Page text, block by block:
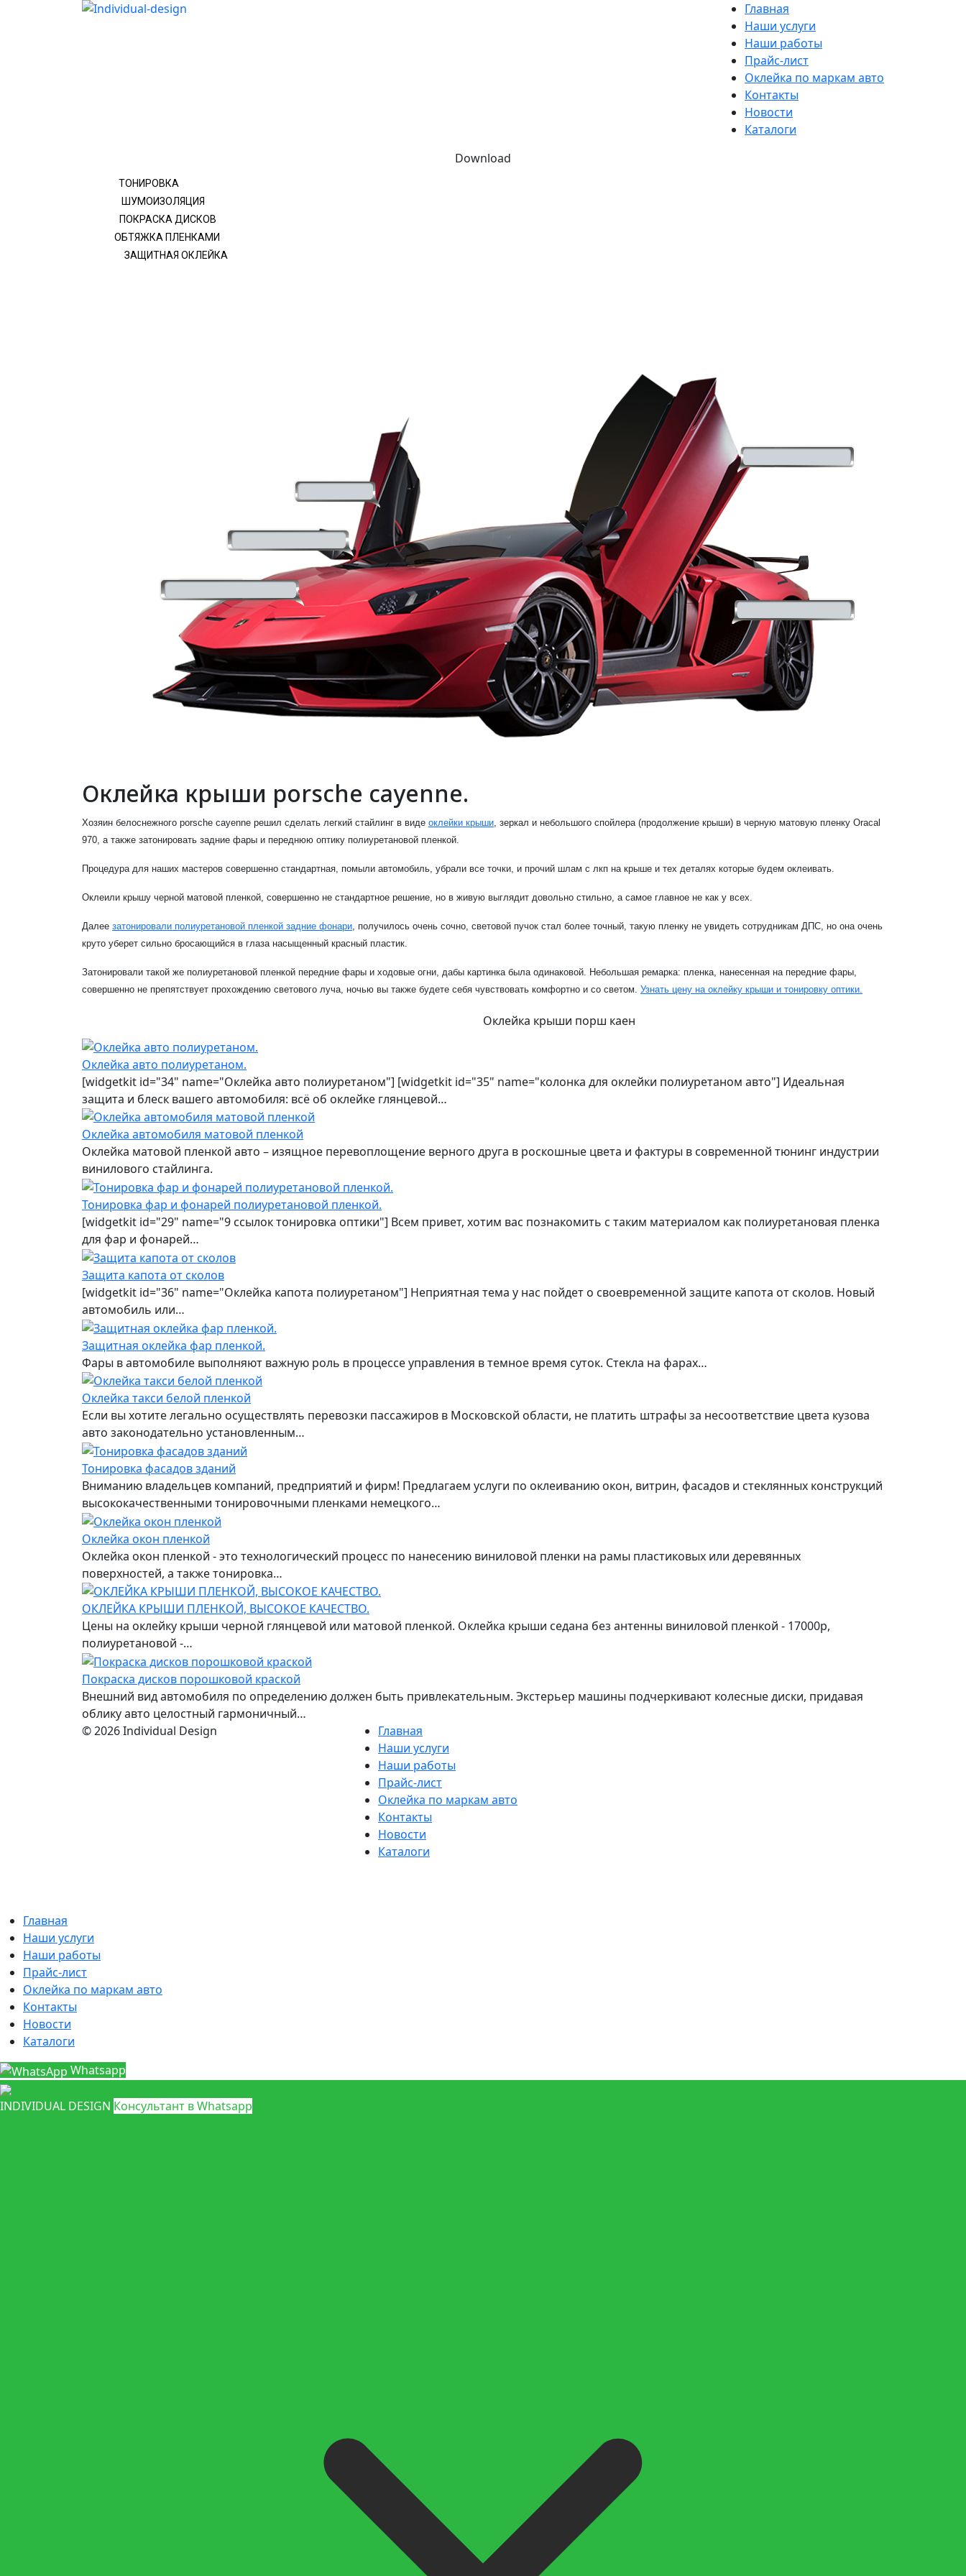
Главная
Наши услуги
Наши работы
Прайс-лист
Оклейка по маркам авто
Контакты
Новости
Каталоги
Download
ТОНИРОВКА
ШУМОИЗОЛЯЦИЯ
ПОКРАСКА ДИСКОВ
ОБТЯЖКА ПЛЕНКАМИ
ЗАЩИТНАЯ ОКЛЕЙКА
Оклейка крыши porsche cayenne.
Хозяин белоснежного porsche cayenne решил сделать легкий стайлинг в виде оклейки крыши, зеркал и небольшого спойлера (продолжение крыши) в черную матовую пленку Oracal
970, а также затонировать задние фары и переднюю оптику полиуретановой пленкой.
Процедура для наших мастеров совершенно стандартная, помыли автомобиль, убрали все точки, и прочий шлам с лкп на крыше и тех деталях которые будем оклеивать.
Оклеили крышу черной матовой пленкой, совершенно не стандартное решение, но в живую выглядит довольно стильно, а самое главное не как у всех.
Далее затонировали полиуретановой пленкой задние фонари, получилось очень сочно, световой пучок стал более точный, такую пленку не увидеть сотрудникам ДПС, но она очень
круто уберет сильно бросающийся в глаза насыщенный красный пластик.
Затонировали такой же полиуретановой пленкой передние фары и ходовые огни, дабы картинка была одинаковой. Небольшая ремарка: пленка, нанесенная на передние фары,
совершенно не препятствует прохождению светового луча, ночью вы также будете себя чувствовать комфортно и со светом. Узнать цену на оклейку крыши и тонировку оптики.
Оклейка крыши порш каен
Оклейка авто полиуретаном.
[widgetkit id="34" name="Оклейка авто полиуретаном"] [widgetkit id="35" name="колонка для оклейки полиуретаном авто"] Идеальная
защита и блеск вашего автомобиля: всё об оклейке глянцевой…
Оклейка автомобиля матовой пленкой
Оклейка матовой пленкой авто – изящное перевоплощение верного друга в роскошные цвета и фактуры в современной тюнинг индустрии
винилового стайлинга.
Тонировка фар и фонарей полиуретановой пленкой.
[widgetkit id="29" name="9 ссылок тонировка оптики"] Всем привет, хотим вас познакомить с таким материалом как полиуретановая пленка
для фар и фонарей…
Защита капота от сколов
[widgetkit id="36" name="Оклейка капота полиуретаном"] Неприятная тема у нас пойдет о своевременной защите капота от сколов. Новый
автомобиль или…
Защитная оклейка фар пленкой.
Фары в автомобиле выполняют важную роль в процессе управления в темное время суток. Стекла на фарах…
Оклейка такси белой пленкой
Если вы хотите легально осуществлять перевозки пассажиров в Московской области, не платить штрафы за несоответствие цвета кузова
авто законодательно установленным…
Тонировка фасадов зданий
Вниманию владельцев компаний, предприятий и фирм! Предлагаем услуги по оклеиванию окон, витрин, фасадов и стеклянных конструкций
высококачественными тонировочными пленками немецкого…
Оклейка окон пленкой
Оклейка окон пленкой - это технологический процесс по нанесению виниловой пленки на рамы пластиковых или деревянных
поверхностей, а также тонировка…
ОКЛЕЙКА КРЫШИ ПЛЕНКОЙ, ВЫСОКОЕ КАЧЕСТВО.
Цены на оклейку крыши черной глянцевой или матовой пленкой. Оклейка крыши седана без антенны виниловой пленкой - 17000р,
полиуретановой -…
Покраска дисков порошковой краской
Внешний вид автомобиля по определению должен быть привлекательным. Экстерьер машины подчеркивают колесные диски, придавая
облику авто целостный гармоничный…
© 2026 Individual Design
Главная
Наши услуги
Наши работы
Прайс-лист
Оклейка по маркам авто
Контакты
Новости
Каталоги
Главная
Наши услуги
Наши работы
Прайс-лист
Оклейка по маркам авто
Контакты
Новости
Каталоги
Whatsapp
INDIVIDUAL DESIGN Консультант в Whatsapp